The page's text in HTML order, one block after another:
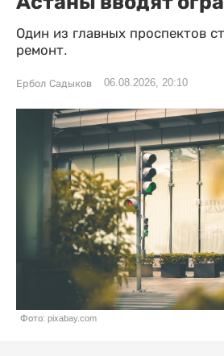
Один из главных проспектов
ремонт.
Ербол Садыков 06.08.2026, 20:10
Фото: pixabay.com